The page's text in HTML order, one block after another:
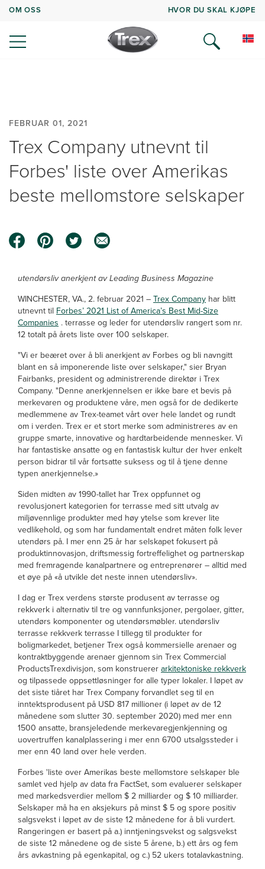
OM OSS HVOR DU SKAL KJØPE
FEBRUAR 01, 2021
Trex Company utnevnt til
Forbes' liste over Amerikas
beste mellomstore selskaper
utendørsliv anerkjent av Leading Business Magazine
WINCHESTER, VA., 2. februar 2021 –Trex Company har blitt
utnevnt til Forbes’ 2021 List of America’s Best Mid-Size
Companies . terrasse og leder for utendørsliv rangert som nr.
12 totalt på årets liste over 100 selskaper.
"Vi er beæret over å bli anerkjent av Forbes og bli navngitt
blant en så imponerende liste over selskaper," sier Bryan
Fairbanks, president og administrerende direktør i Trex
Company. "Denne anerkjennelsen er ikke bare et bevis på
merkevaren og produktene våre, men også for de dedikerte
medlemmene av Trex-teamet vårt over hele landet og rundt
om i verden. Trex er et stort merke som administreres av en
gruppe smarte, innovative og hardtarbeidende mennesker. Vi
har fantastiske ansatte og en fantastisk kultur der hver enkelt
person bidrar til vår fortsatte suksess og til å tjene denne
typen anerkjennelse.»
Siden midten av 1990-tallet har Trex oppfunnet og
revolusjonert kategorien for terrasse med sitt utvalg av
miljøvennlige produkter med høy ytelse som krever lite
vedlikehold, og som har fundamentalt endret måten folk lever
utendørs på. I mer enn 25 år har selskapet fokusert på
produktinnovasjon, driftsmessig fortreffelighet og partnerskap
med fremragende kanalpartnere og entreprenører – alltid med
et øye på «å utvikle det neste innen utendørsliv».
I dag er Trex verdens største produsent av terrasse og
rekkverk i alternativ til tre og vannfunksjoner, pergolaer, gitter,
utendørs komponenter og utendørsmøbler. utendørsliv
terrasse rekkverk terrasse I tillegg til produkter for
boligmarkedet, betjener Trex også kommersielle arenaer og
kontraktbyggende arenaer gjennom sin Trex Commercial
ProductsTrexdivisjon, som konstruererarkitektoniske rekkverk
og tilpassede oppsettløsninger for alle typer lokaler. I løpet av
det siste tiåret har Trex Company forvandlet seg til en
inntektsprodusent på USD 817 millioner (i løpet av de 12
månedene som slutter 30. september 2020) med mer enn
1500 ansatte, bransjeledende merkevaregjenkjenning og
uovertruffen kanalplassering i mer enn 6700 utsalgssteder i
mer enn 40 land over hele verden.
Forbes 'liste over Amerikas beste mellomstore selskaper ble
samlet ved hjelp av data fra FactSet, som evaluerer selskaper
med markedsverdier mellom $ 2 milliarder og $ 10 milliarder.
Selskaper må ha en aksjekurs på minst $ 5 og spore positiv
salgsvekst i løpet av de siste 12 månedene for å bli vurdert.
Rangeringen er basert på a.) inntjeningsvekst og salgsvekst
de siste 12 månedene og de siste 5 årene, b.) ett års og fem
års avkastning på egenkapital, og c.) 52 ukers totalavkastning.